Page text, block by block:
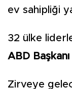
ev sahipliği
32 ülke
ABD
Zirveye